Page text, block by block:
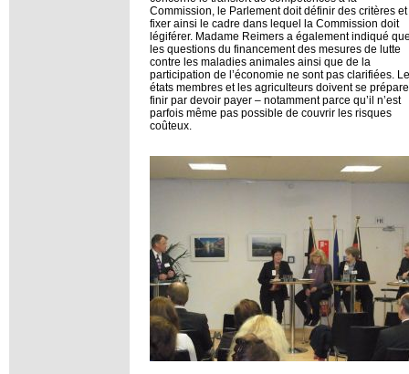
Commission, le Parlement doit définir des critères et
fixer ainsi le cadre dans lequel la Commission doit
légiférer. Madame Reimers a également indiqué
les questions du financement des mesures de lutte
contre les maladies animales ainsi que de la
participation de l’économie ne sont pas clarifiées.
états membres et les agriculteurs doivent se
finir par devoir payer – notamment parce qu’il n’est
parfois même pas possible de couvrir les risques
coûteux.